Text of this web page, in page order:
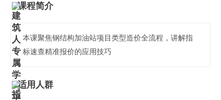
课程简介
本课聚焦钢结构加油站项目类型造价全流程，讲解指
标速查精准报价的应用技巧
适用人群